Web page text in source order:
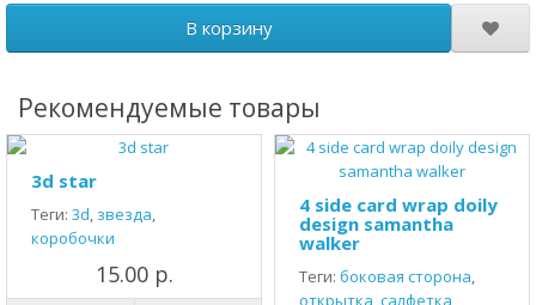
В корзину
Рекомендуемые товары
3d star
Теги: 3d, звезда,
коробочки
15.00 р.
4 side card wrap doily
design samantha
walker
Теги: боковая сторона,
открытка,салфетка,